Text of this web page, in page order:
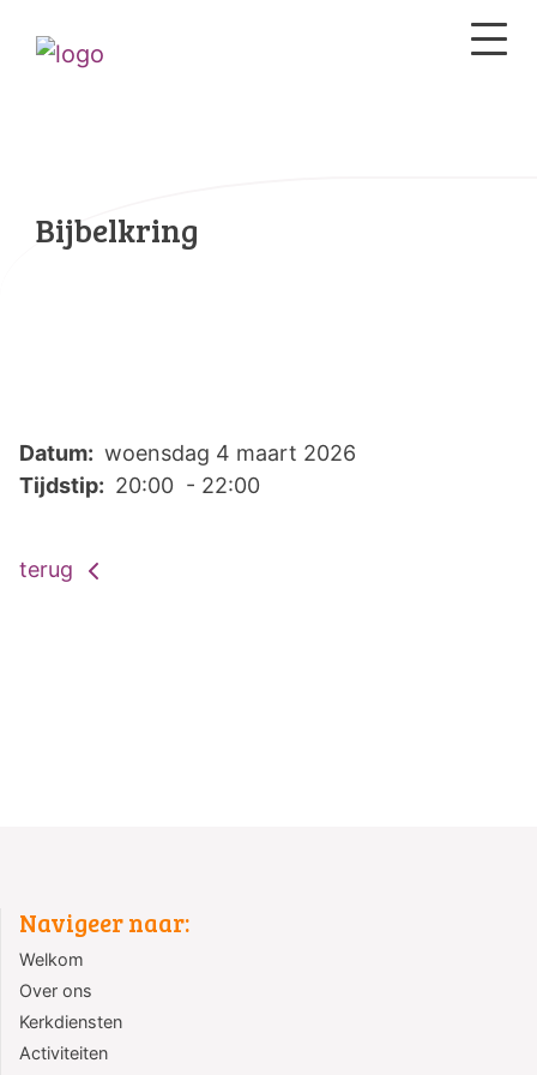
Bijbelkring
Datum: woensdag 4 maart 2026
Tijdstip: 20:00 - 22:00
terug
Navigeer naar:
Welkom
Over ons
Kerkdiensten
Activiteiten